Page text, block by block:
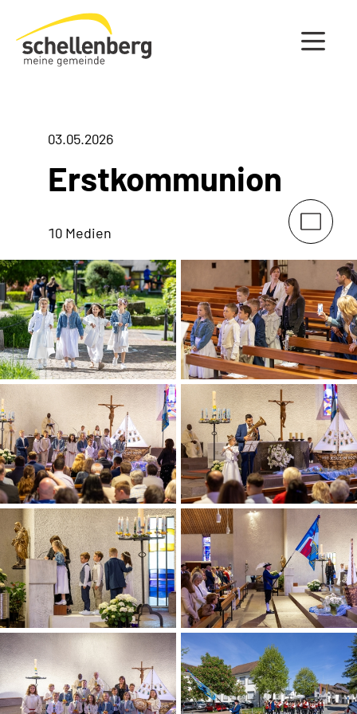
Gemeinde Schellenberg Startseite
03.05.2026
Erstkommunion
10 Medien